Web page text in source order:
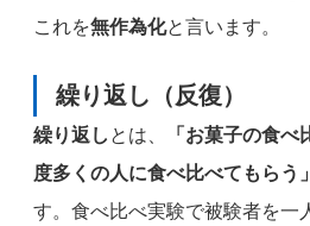
これを無作為化と言います。
繰り返し（反復）
繰り返し とは、
「お菓子の食
度多くの人に食べ比べてもらう」
す。食べ比べ実験で被験者を一